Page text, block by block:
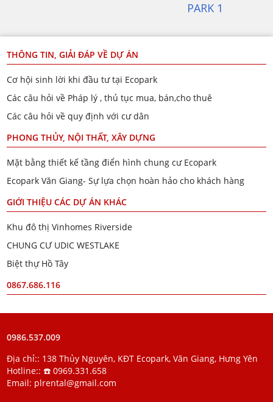
PARK 1
THÔNG TIN, GIẢI ĐÁP VỀ DỰ ÁN
Cơ hội sinh lời khi đầu tư tại Ecopark
Các câu hỏi về Pháp lý , thủ tục mua, bán,cho thuê
Các câu hỏi về quy định với cư dân
PHONG THỦY, NỘI THẤT, XÂY DỰNG
Mặt bằng thiết kế tầng điển hình chung cư Ecopark
Ecopark Văn Giang- Sự lựa chọn hoàn hảo cho khách hàng
GIỚI THIỆU CÁC DỰ ÁN KHÁC
Khu đô thị Vinhomes Riverside
CHUNG CƯ UDIC WESTLAKE
Biệt thự Hồ Tây
0867.686.116
0986.537.009
Địa chỉ:: 138 Thủy Nguyên, KĐT Ecopark, Văn Giang, Hưng Yên
Hotline:: ☎️ 0969.331.658
Email: plrental@gmail.com